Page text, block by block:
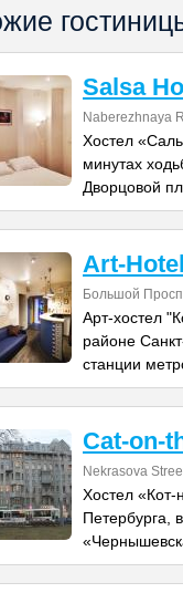
Salsa
Naberezhnaya
Хостел
минутах
Дворцовой
Art-
Большой
Арт-хостел
районе
станции
Cat-on-
Nekrasova
Хостел «Кот-
Петербурга,